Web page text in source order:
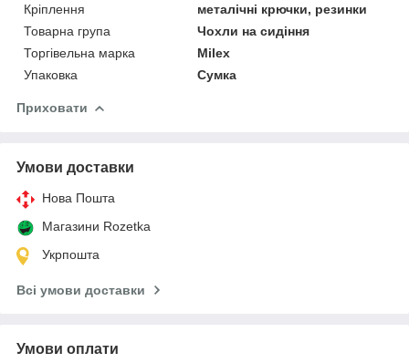
Кріплення
металічні крючки, резинки
Товарна група
Чохли на сидіння
Торгівельна марка
Milex
Упаковка
Сумка
Приховати
Умови доставки
Нова Пошта
Магазини Rozetka
Укрпошта
Всі умови доставки
Умови оплати